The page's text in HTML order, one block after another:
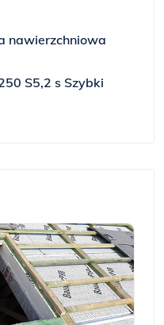
nawierzchniowa
S5,2 s Szybki